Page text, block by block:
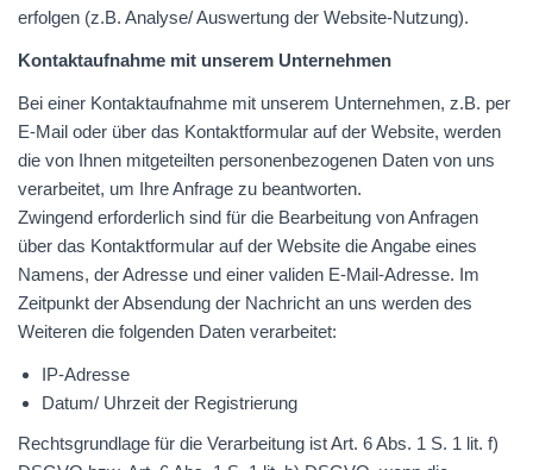
erfolgen (z.B. Analyse/ Auswertung der Website-Nutzung).
Kontaktaufnahme mit unserem Unternehmen
Bei einer Kontaktaufnahme mit unserem Unternehmen, z.B. per
E-Mail oder über das Kontaktformular auf der Website, werden
die von Ihnen mitgeteilten personenbezogenen Daten von uns
verarbeitet, um Ihre Anfrage zu beantworten.
Zwingend erforderlich sind für die Bearbeitung von Anfragen
über das Kontaktformular auf der Website die Angabe eines
Namens, der Adresse und einer validen E-Mail-Adresse. Im
Zeitpunkt der Absendung der Nachricht an uns werden des
Weiteren die folgenden Daten verarbeitet:
IP-Adresse
Datum/ Uhrzeit der Registrierung
Rechtsgrundlage für die Verarbeitung ist Art. 6 Abs. 1 S. 1 lit. f)